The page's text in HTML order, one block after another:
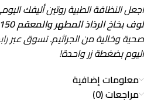
اجعل النظافة الطبية روتين أليفك
لوف بخاخ الرذاذ المطهر والمعقم 150 مل
صحية وخالية من الجراثيم. تسوق عبر
اليوم بضغطة زر واحدة!
معلومات إضافية
مراجعات (0)